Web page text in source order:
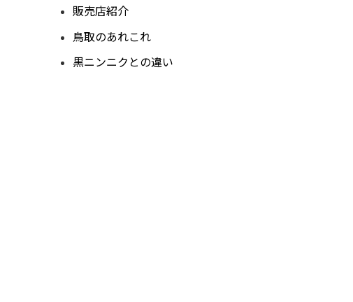
販売店紹介
鳥取のあれこれ
黒ニンニクとの違い